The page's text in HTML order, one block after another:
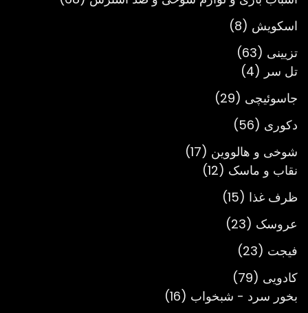
اسکویش 8
8
تزیینی 63
63
محصول
تل سر 4
4
محصول
جاسوئیچی 29
29
دکوری 56
56
محصول
شوخی و هالووین 17
17
نقاب و ماسک 12
12
ظرف غذا 15
15
محصول
عروسک 23
23
فیجت 23
23
محصول
کادویی 79
79
محصول
بخور سرد - شبخواب 16
16